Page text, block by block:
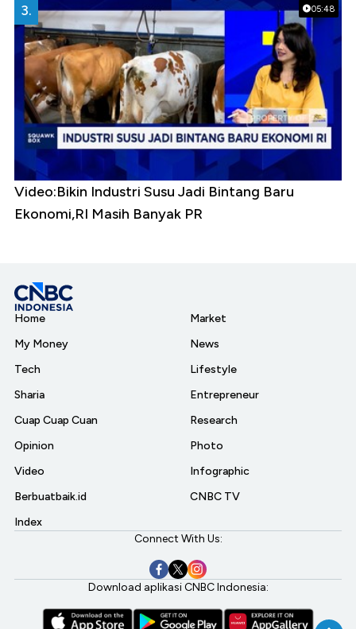
05:48
3.
Video:Bikin Industri Susu Jadi Bintang Baru
Ekonomi,RI Masih Banyak PR
Home
My Money
Tech
Sharia
Cuap Cuap Cuan
Opinion
Video
Berbuatbaik.id
Index
Market
News
Lifestyle
Entrepreneur
Research
Photo
Infographic
CNBC TV
Connect With Us:
Download aplikasi CNBC Indonesia: